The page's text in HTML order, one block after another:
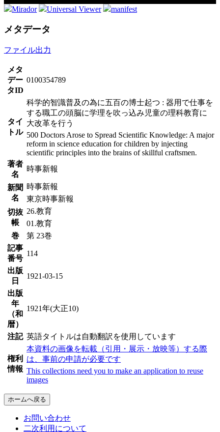
Mirador Universal Viewer manifest
メタデータ
ファイル出力
メタ
デー
タID
0100354789
タイ
トル
科学的智識普及の為に五百の博士起つ : 器用で仕事を
する職工の頭脳に学理を吹っ込み児童の理科教育に
大改革を行う
500 Doctors Arose to Spread Scientific Knowledge: A major
reform in science education for children by injecting
scientific principles into the brains of skillful craftsmen.
著者
名
時事新報
新聞
名
時事新報
東京時事新報
切抜
帳
26.教育
01.教育
巻
第 23巻
記事
番号
114
出版
日
1921-03-15
出版
年
（和
暦）
1921年(大正10)
注記 英語タイトルは自動翻訳を使用しています
権利
情報
本資料の画像を転載（引用・展示・放映等）する際
は、事前の申請が必要です
This collections need you to make an application to reuse
images
ホームへ戻る
お問い合わせ
二次利用について